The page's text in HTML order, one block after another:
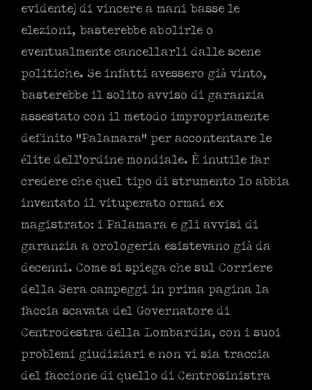
evidente) di vincere a mani basse le
elezioni, basterebbe abolirle o
eventualmente cancellarli dalle scene
politiche. Se infatti avessero già vinto,
basterebbe il solito avviso di garanzia
assestato con il metodo impropriamente
definito “Palamara” per accontentare le
élite dell’ordine mondiale. È inutile far
credere che quel tipo di strumento lo abbia
inventato il vituperato ormai ex
magistrato: i Palamara e gli avvisi di
garanzia a orologeria esistevano già da
decenni. Come si spiega che sul Corriere
della Sera campeggi in prima pagina la
faccia scavata del Governatore di
Centrodestra della Lombardia, con i suoi
problemi giudiziari e non vi sia traccia
del faccione di quello di Centrosinistra